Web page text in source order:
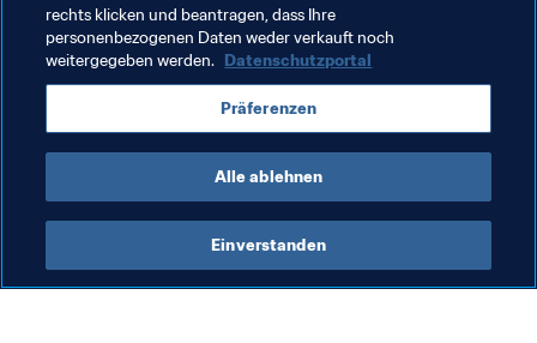
Verwandte Themen
FIFA Forward FIFA-Präsident Organisation
Organisation Uzbekistan AFC
rechts klicken und beantragen, dass Ihre
personenbezogenen Daten weder verkauft noch
weitergegeben werden. Datenschutzportal
Präferenzen
Alle ablehnen
Einverstanden